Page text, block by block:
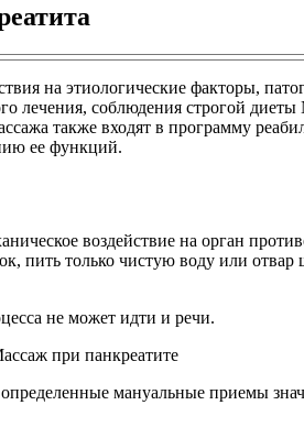
на этиологические факторы,
лечения, соблюдения строгой
также входят в программу
ее функций.
воздействие на орган
пить только чистую воду или
не может идти и речи.
мануальные приемы